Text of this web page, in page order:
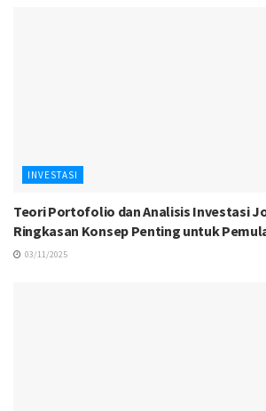
INVESTASI
Teori Portofolio dan Analisis Investasi
Ringkasan Konsep Penting untuk
03/11/2025